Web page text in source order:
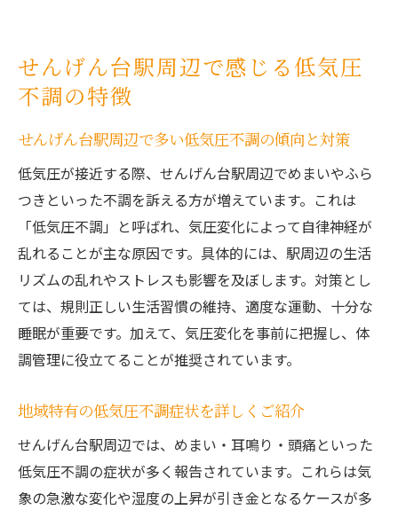
軽いめまいが続く場合の受診タイミング
低気圧不調を防ぐ日々の健康習慣を紹介
法
女性に多い自律神経型めまいの特徴と対応策
低気圧不調と女性の自律神経型めまいの特
徴
自律神経めまいのセルフチェックポイント
女性に多いめまいと低気圧不調の関連性を
低気圧不調で増える女性特有の症状と対応
自律神経の乱れと低気圧不調を予防する方
法
女性が実践しやすい低気圧不調対策の工夫
せんげん台駅周辺で低気圧不調に強くなる生活
せんげん台駅周辺で感じる低気圧
不調の特徴
せんげん台駅周辺で多い低気圧不調の傾向と対策
低気圧が接近する際、せんげん台駅周辺でめまいやふら
つきといった不調を訴える方が増えています。これは
「低気圧不調」と呼ばれ、気圧変化によって自律神経が
乱れることが主な原因です。具体的には、駅周辺の生活
リズムの乱れやストレスも影響を及ぼします。対策とし
ては、規則正しい生活習慣の維持、適度な運動、十分な
睡眠が重要です。加えて、気圧変化を事前に把握し、体
調管理に役立てることが推奨されています。
地域特有の低気圧不調症状を詳しくご紹介
せんげん台駅周辺では、めまい・耳鳴り・頭痛といった
低気圧不調の症状が多く報告されています。これらは気
象の急激な変化や湿度の上昇が引き金となるケースが多